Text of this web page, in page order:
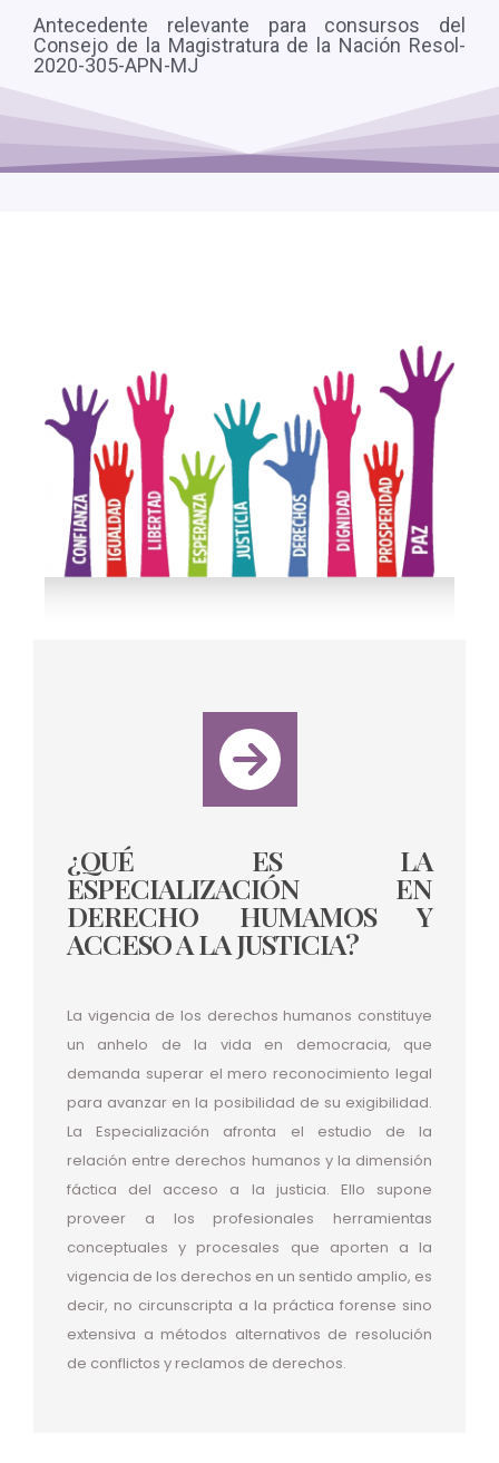
Antecedente relevante para consursos del
Consejo de la Magistratura de la Nación Resol-
2020-305-APN-MJ
¿QUÉ ES LA
ESPECIALIZACIÓN EN
DERECHO HUMAMOS Y
ACCESO A LA JUSTICIA?
La vigencia de los derechos humanos constituye
un anhelo de la vida en democracia, que
demanda superar el mero reconocimiento legal
para avanzar en la posibilidad de su exigibilidad.
La Especialización afronta el estudio de la
relación entre derechos humanos y la dimensión
fáctica del acceso a la justicia. Ello supone
proveer a los profesionales herramientas
conceptuales y procesales que aporten a la
vigencia de los derechos en un sentido amplio, es
decir, no circunscripta a la práctica forense sino
extensiva a métodos alternativos de resolución
de conflictos y reclamos de derechos.